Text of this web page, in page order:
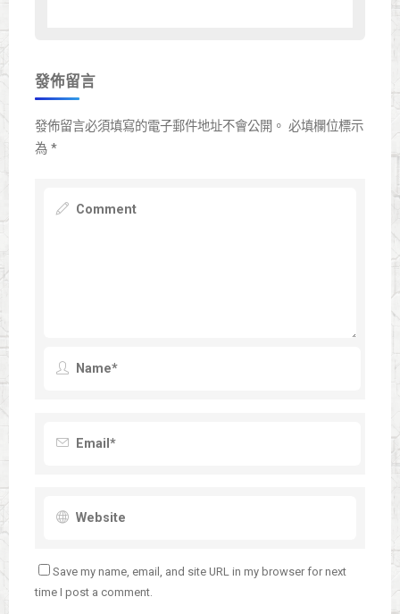
發佈留言
發佈留言必須填寫的電子郵件地址不會公開。 必填欄位標示
為 *
Save my name, email, and site URL in my browser for next
time I post a comment.